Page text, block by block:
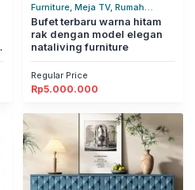
Furniture, Meja TV, Rumah
Tangga
Bufet terbaru warna hitam
rak dengan model elegan
nataliving furniture
Regular Price
Rp5.000.000